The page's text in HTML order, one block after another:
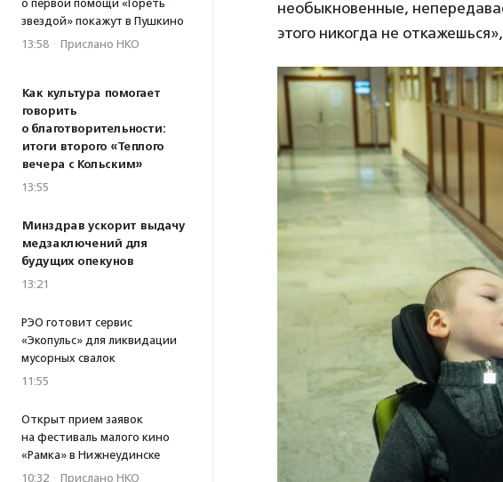
о первой помощи «Гореть
звездой» покажут в Пушкино
13:58 · Прислано НКО
Как культура помогает
говорить
о благотворительности:
итоги второго «Теплого
вечера с Кольским»
13:55
Минздрав ускорит выдачу
медзаключений для
будущих опекунов
13:21
РЭО готовит сервис
«Экопульс» для ликвидации
мусорных свалок
11:55
Открыт прием заявок
на фестиваль малого кино
«Рамка» в Нижнеудинске
10:32 · Прислано НКО
необыкновенные,
этого никогда не